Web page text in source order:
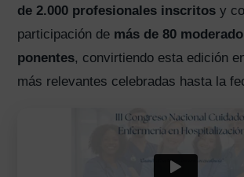
de 2.000 profesionales inscritos y
participación de más de 80
ponentes, convirtiendo esta edición
más relevantes celebradas hasta la